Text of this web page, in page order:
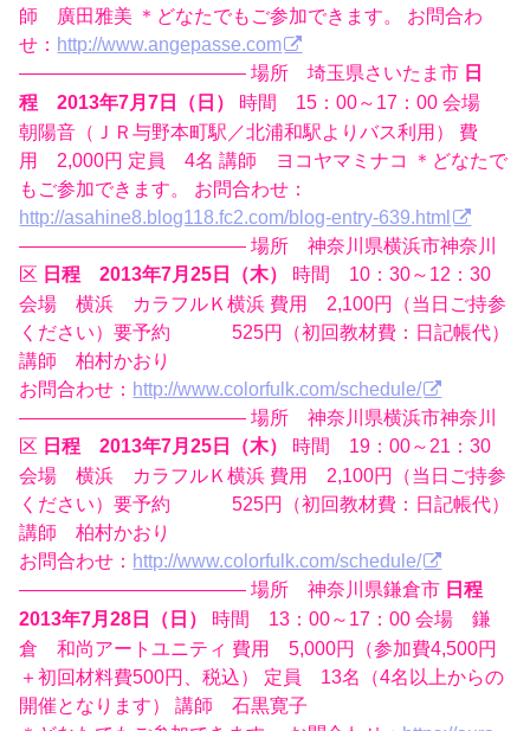
師 廣田雅美 ＊どなたでもご参加できます。 お問合わ
せ： http://www.angepasse.com
———————————— 場所 埼玉県さいたま市 日
程 2013年7月7日（日）
時間 15：00～17：00 会場
朝陽音（ＪＲ与野本町駅／北浦和駅よりバス利用） 費
用 2,000円 定員 4名 講師 ヨコヤマミナコ ＊どなたで
もご参加できます。 お問合わせ：
http://asahine8.blog118.fc2.com/blog-entry-639.html
———————————— 場所 神奈川県横浜市神奈川
区 日程 2013年7月25日（木）
時間 10：30～12：30
会場 横浜 カラフルＫ横浜 費用 2,100円（当日ご持参
ください）要予約 525円（初回教材費：日記帳代）
講師 柏村かおり
お問合わせ： http://www.colorfulk.com/schedule/
———————————— 場所 神奈川県横浜市神奈川
区 日程 2013年7月25日（木）
時間 19：00～21：30
会場 横浜 カラフルＫ横浜 費用 2,100円（当日ご持参
ください）要予約 525円（初回教材費：日記帳代）
講師 柏村かおり
お問合わせ： http://www.colorfulk.com/schedule/
———————————— 場所 神奈川県鎌倉市 日程
2013年7月28日（日）
時間 13：00～17：00 会場 鎌
倉 和尚アートユニティ 費用 5,000円（参加費4,500円
＋初回材料費500円、税込） 定員 13名（4名以上からの
開催となります） 講師 石黒寛子